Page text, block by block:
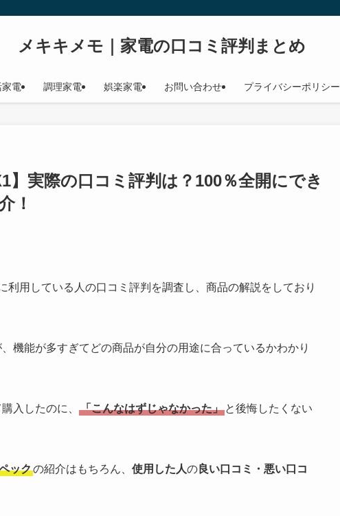
メキキメモ｜家電の口コミ評判まとめ
家電 調理家電 娯楽家電 お問い合わせ プライバシーポリシー
】実際の口コミ評判は？100％全開にでき
！
利用している人の口コミ評判を調査し、商品の解説をしており
機能が多すぎてどの商品が自分の用途に合っているかわかり
入したのに、 「こんなはずじゃなかった」 と後悔したくない
ックの紹介はもちろん、 使用した人の 良い口コミ・悪い口コ